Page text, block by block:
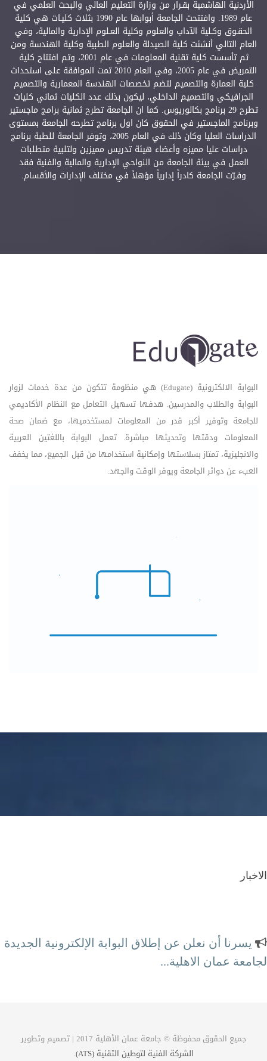
الأردنية الهاشمية بقـرار من وزارة التعليم العالي والبحث العلمي في
عام 1989. وافتتحت الجامعة أبوابها عام 1990 بثلاث كليـات هي كلية
الحقـوق وكـلية الآداب والعلوم وكلية العـلوم الإدارية والمالية، وفي
العام التالي أنشئت كلية الصيدلة والعلوم الطبية وكلية الهندسة ومن
ثم تأسست كلية تقنية المعلومات في عام 2001، وتم افتتاح كلية
التمريض في عام 2005، وفي العام 2010 تمت الموافقة على استحداث
كلية العمارة والتصميم لتضم تخصصات الهندسة المعمارية والتصميم
الجرافيكي والتصميم الداخلي، ليكون بذلك عدد الكليات ثماني كليات
تطرح 29 برنامج بكالوريوس. كما ان الجامعة تطرح ثمانية برامج ماجستير
وبرنامج الماجستير في الحقوق كان اول برنامج تطرحه الجامعة بمستوى
الدراسات العليا وكان ذلك في العام 2005، وتوفر الجامعة للطبة برنامج
دراسات عليا مميزه وأعضاء هيئة تدريس مميزين ولتلبية متطلبات
العمل في بيئة الجامعة من النواحي الإدارية والمالية والفنية فقد
وفـرّت الجامعة كادراً إدارياً مؤهلاً في مختلف الإدارات والأقسام.
البوابة الالكترونية (Edugate) هي منظومة تتكون من عدة خدمات لزوار
البوابة والطلاب والمدرسين. هدفها تسهيل التعامل مع النظام الأكاديمي
للجامعة وتوفير أكبر قدر من المعلومات لمستخدميها، مع ضمان صحة
المعلومات ودقتها وتحديثها مباشرة. تعمل البوابة باللغتين العربية
والانجليزية، تمتاز بسلاستها وإمكانية استخدامها من قبل الجميع، مما يخفف
العبء عن دوائر الجامعة ويوفر الوقت والجهد.
الاخبار
يسرنا أن نعلن عن إطلاق البوابة الإلكترونية الجديدة
لجامعة عمان الاهلية...
جميع الحقوق محفوظة © جامعة عمان الأهلية 2017 | تصميم وتطوير
الشركة الفنية لتوطين التقنية (ATS)
.